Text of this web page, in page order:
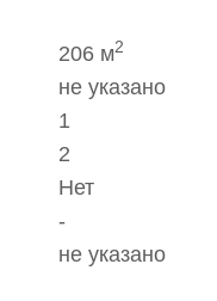
206 м2
не указано
1
2
Нет
-
не указано